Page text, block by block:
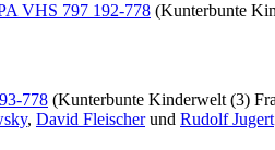
VHS 797 192-778 (Kunterbunte
778 (Kunterbunte Kinderwelt (3)
, David Fleischerund Rudolf Jugert